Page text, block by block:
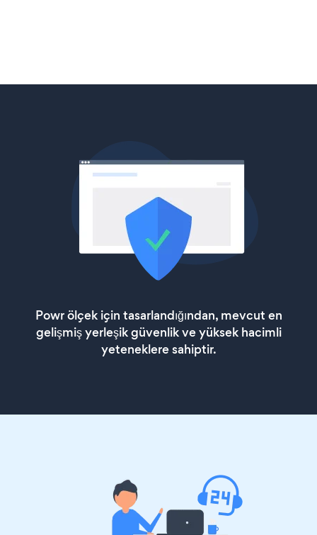
Powr ölçek için tasarlandığından, mevcut en
gelişmiş yerleşik güvenlik ve yüksek hacimli
yeteneklere sahiptir.